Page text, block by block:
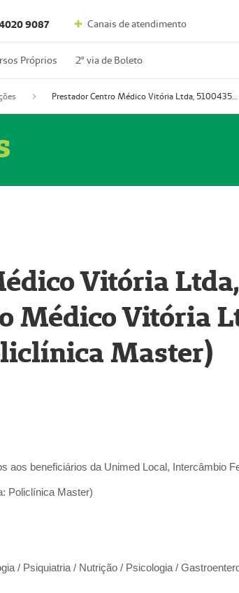
9087 Canais de atendimento
Próprios 2º via de Boleto
Prestador Centro Médico Vitória Ltda, 51004350-4: Centro Médico Vitória Ltda (Nome Fantasia: Policlínica Master)
Vitória Ltda,
Médico Vitória
Master)
aos beneficiários da Unimed Local, Intercâmbio
Policlínica Master)
/ Psiquiatria / Nutrição / Psicologia /